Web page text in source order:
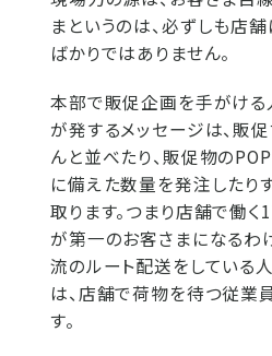
まというのは、必ずしも店
ばかりではありません。
本部で販促企画を手がける
が発するメッセージは、販
んと並べたり、販促物の
に備えた数量を発注したり
取ります。つまり店舗で働
が第一のお客さまになるわ
流のルート配送をしている
は、店舗で荷物を待つ従業
す。